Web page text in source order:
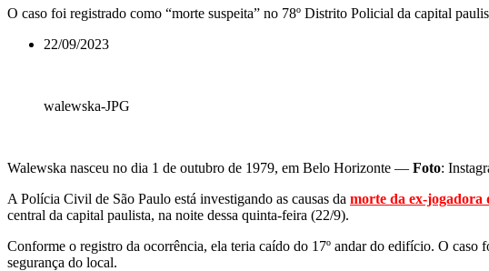
O caso foi registrado como “morte suspeita” no 78º Distrito Policial da capital
22/09/2023
walewska-JPG
Walewska nasceu no dia 1 de outubro de 1979, em Belo Horizonte — Foto:
A Polícia Civil de São Paulo está investigando as causas da morte da ex-jogadora
central da capital paulista, na noite dessa quinta-feira (22/9).
Conforme o registro da ocorrência, ela teria caído do 17º andar do edifício. O caso
segurança do local.